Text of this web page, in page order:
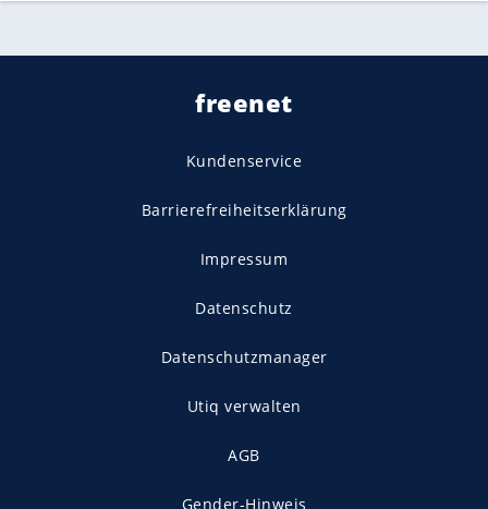
freenet
Kundenservice
Barrierefreiheitserklärung
Impressum
Datenschutz
Datenschutzmanager
Utiq verwalten
AGB
Gender-Hinweis